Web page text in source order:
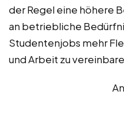
der Regel eine höhere
an betriebliche
Studentenjobs mehr
und Arbeit zu